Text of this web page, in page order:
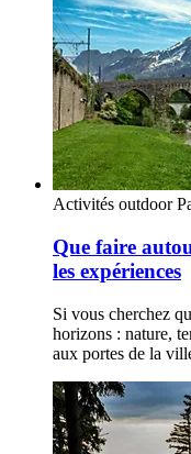
Activités outdoor
Que faire
les expériences
Si vous cherchez
horizons : nature,
aux portes de la